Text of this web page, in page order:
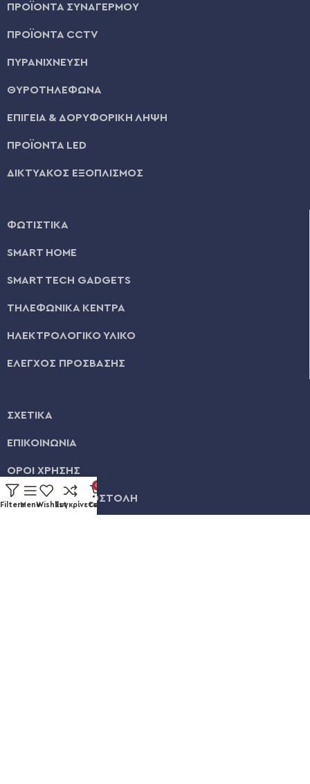
ΠΡΟΪΟΝΤΑ ΣΥΝΑΓΕΡΜΟΥ
ΠΡΟΪΟΝΤΑ CCTV
ΠΥΡΑΝΙΧΝΕΥΣΗ
ΘΥΡΟΤΗΛΕΦΩΝΑ
ΕΠΙΓΕΙΑ & ΔΟΡΥΦΟΡΙΚΗ ΛΗΨΗ
ΠΡΟΪΟΝΤΑ LED
ΔΙΚΤΥΑΚΟΣ ΕΞΟΠΛΙΣΜΟΣ
ΦΩΤΙΣΤΙΚΑ
SMART HOME
SMART TECH GADGETS
ΤΗΛΕΦΩΝΙΚΑ ΚΕΝΤΡΑ
ΗΛΕΚΤΡΟΛΟΓΙΚΟ ΥΛΙΚΟ
ΕΛΕΓΧΟΣ ΠΡΟΣΒΑΣΗΣ
ΣΧΕΤΙΚΑ
ΕΠΙΚΟΙΝΩΝΙΑ
ΟΡΟΙ ΧΡΗΣΗΣ
ΠΛΗΡΩΜΗ & ΑΠΟΣΤΟΛΗ
FiltersMenuWishlistΣυγκρίνετε
0
Cart